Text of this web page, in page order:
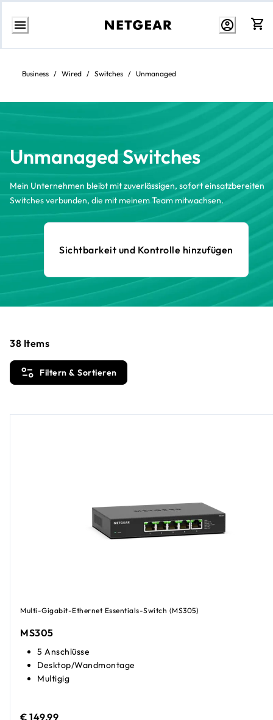
Zum
springen
Business / Wired / Switches / Unmanaged
Unmanaged Switches
Mein Unternehmen bleibt mit zuverlässigen, sofort einsatzbereiten
Switches verbunden, die mit meinem Team mitwachsen.
Sichtbarkeit und Kontrolle hinzufügen
Filtern & Sortieren
38 Items
Multi-Gigabit-Ethernet Essentials-Switch (MS305)
MS305
5 Anschlüsse
Desktop/Wandmontage
Multigig
€ 149,99